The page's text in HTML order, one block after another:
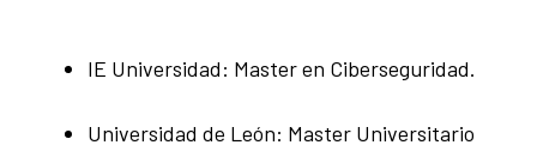
IE Universidad: Master en Ciberseguridad.
Universidad de León: Master Universitario